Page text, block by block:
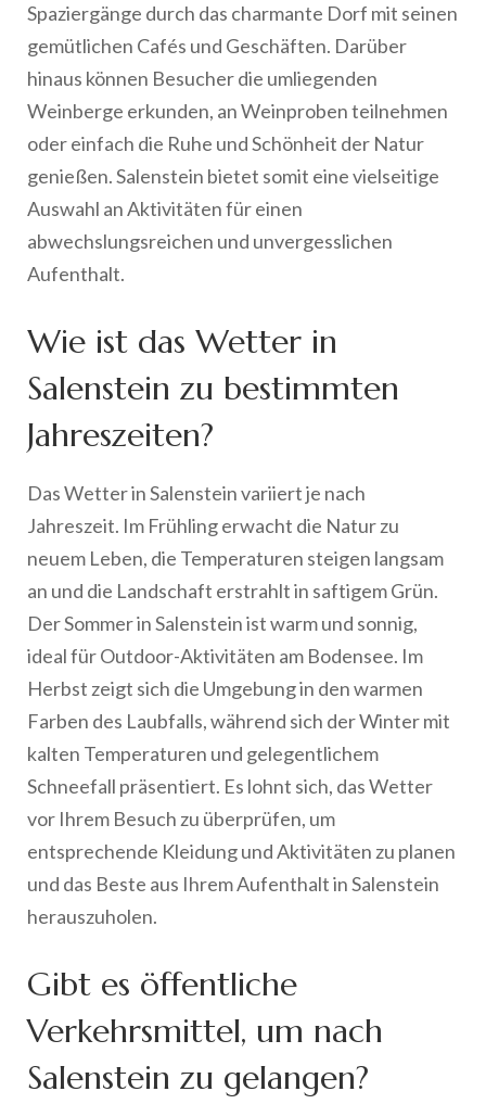
Spaziergänge durch das charmante Dorf mit seinen
gemütlichen Cafés und Geschäften. Darüber
hinaus können Besucher die umliegenden
Weinberge erkunden, an Weinproben teilnehmen
oder einfach die Ruhe und Schönheit der Natur
genießen. Salenstein bietet somit eine vielseitige
Auswahl an Aktivitäten für einen
abwechslungsreichen und unvergesslichen
Aufenthalt.
Wie ist das Wetter in
Salenstein zu bestimmten
Jahreszeiten?
Das Wetter in Salenstein variiert je nach
Jahreszeit. Im Frühling erwacht die Natur zu
neuem Leben, die Temperaturen steigen langsam
an und die Landschaft erstrahlt in saftigem Grün.
Der Sommer in Salenstein ist warm und sonnig,
ideal für Outdoor-Aktivitäten am Bodensee. Im
Herbst zeigt sich die Umgebung in den warmen
Farben des Laubfalls, während sich der Winter mit
kalten Temperaturen und gelegentlichem
Schneefall präsentiert. Es lohnt sich, das Wetter
vor Ihrem Besuch zu überprüfen, um
entsprechende Kleidung und Aktivitäten zu planen
und das Beste aus Ihrem Aufenthalt in Salenstein
herauszuholen.
Gibt es öffentliche
Verkehrsmittel, um nach
Salenstein zu gelangen?